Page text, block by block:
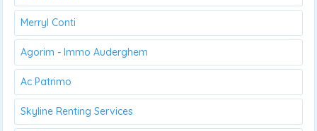
Merryl Conti
Agorim - Immo Auderghem
Ac Patrimo
Skyline Renting Services